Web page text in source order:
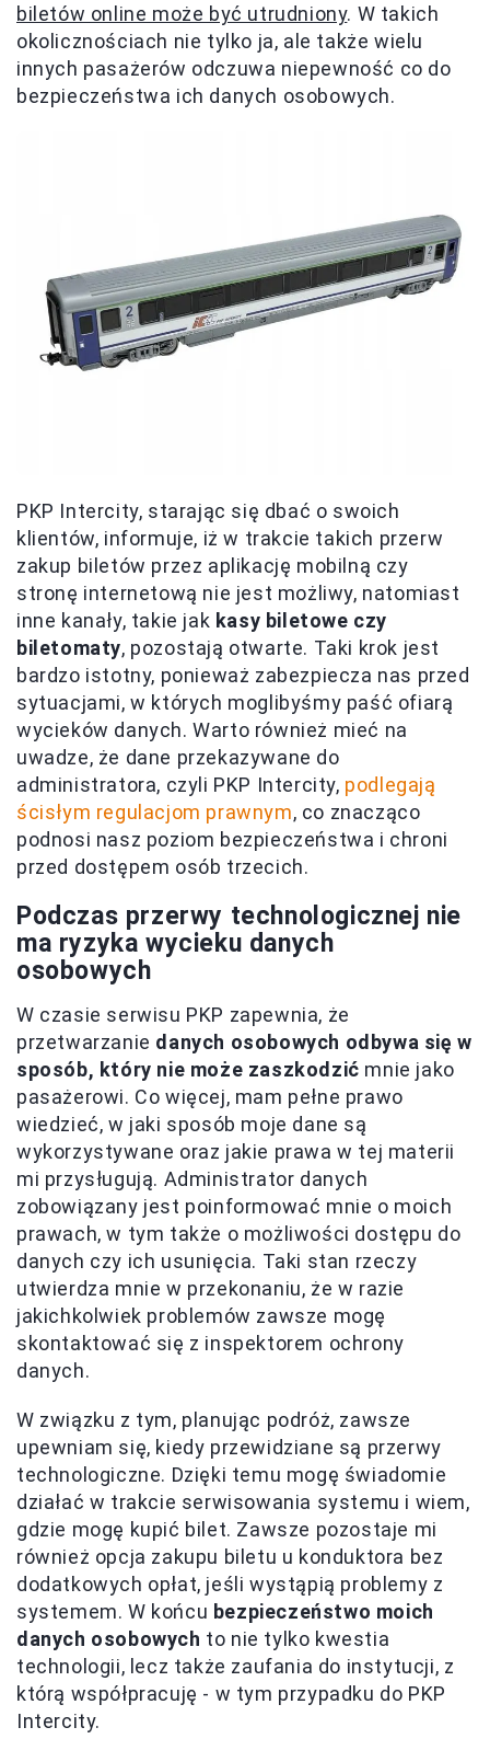
biletów online może być utrudniony. W takich
okolicznościach nie tylko ja, ale także wielu
innych pasażerów odczuwa niepewność co do
bezpieczeństwa ich danych osobowych.
PKP Intercity, starając się dbać o swoich
klientów, informuje, iż w trakcie takich przerw
zakup biletów przez aplikację mobilną czy
stronę internetową nie jest możliwy, natomiast
inne kanały, takie jak kasy biletowe czy
biletomaty, pozostają otwarte. Taki krok jest
bardzo istotny, ponieważ zabezpiecza nas przed
sytuacjami, w których moglibyśmy paść ofiarą
wycieków danych. Warto również mieć na
uwadze, że dane przekazywane do
administratora, czyli PKP Intercity, podlegają
ścisłym regulacjom prawnym, co znacząco
podnosi nasz poziom bezpieczeństwa i chroni
przed dostępem osób trzecich.
Podczas przerwy technologicznej nie
ma ryzyka wycieku danych
osobowych
W czasie serwisu PKP zapewnia, że
przetwarzanie danych osobowych odbywa się w
sposób, który nie może zaszkodzić mnie jako
pasażerowi. Co więcej, mam pełne prawo
wiedzieć, w jaki sposób moje dane są
wykorzystywane oraz jakie prawa w tej materii
mi przysługują. Administrator danych
zobowiązany jest poinformować mnie o moich
prawach, w tym także o możliwości dostępu do
danych czy ich usunięcia. Taki stan rzeczy
utwierdza mnie w przekonaniu, że w razie
jakichkolwiek problemów zawsze mogę
skontaktować się z inspektorem ochrony
danych.
W związku z tym, planując podróż, zawsze
upewniam się, kiedy przewidziane są przerwy
technologiczne. Dzięki temu mogę świadomie
działać w trakcie serwisowania systemu i wiem,
gdzie mogę kupić bilet. Zawsze pozostaje mi
również opcja zakupu biletu u konduktora bez
dodatkowych opłat, jeśli wystąpią problemy z
systemem. W końcu bezpieczeństwo moich
danych osobowych to nie tylko kwestia
technologii, lecz także zaufania do instytucji, z
którą współpracuję - w tym przypadku do PKP
Intercity.